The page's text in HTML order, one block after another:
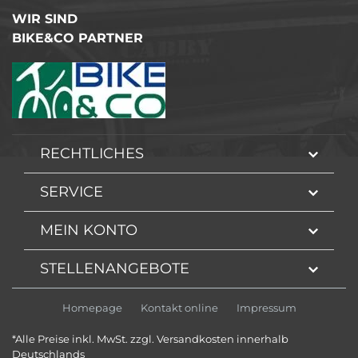
WIR SIND
BIKE&CO PARTNER
RECHTLICHES
SERVICE
MEIN KONTO
STELLENANGEBOTE
Homepage Kontakt online Impressum
*Alle Preise inkl. MwSt. zzgl. Versandkosten innerhalb
Deutschlands